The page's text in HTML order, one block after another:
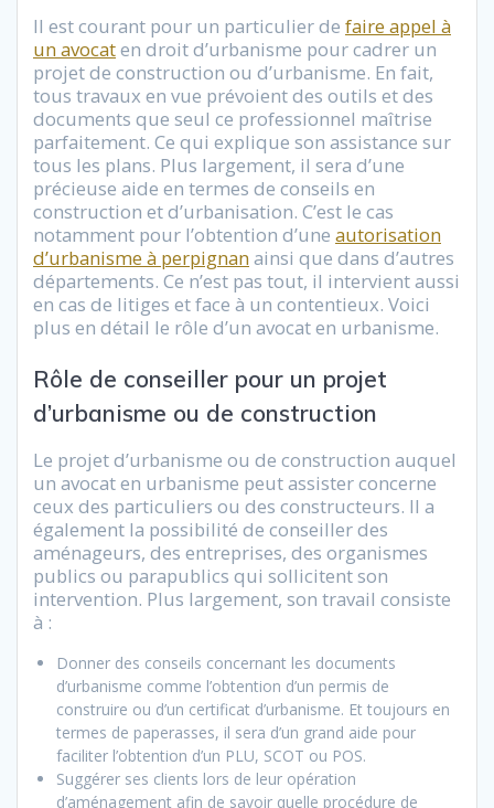
Il est courant pour un particulier de faire appel à
un avocaten droit d’urbanisme pour cadrer un
projet de construction ou d’urbanisme. En fait,
tous travaux en vue prévoient des outils et des
documents que seul ce professionnel maîtrise
parfaitement. Ce qui explique son assistance sur
tous les plans. Plus largement, il sera d’une
précieuse aide en termes de conseils en
construction et d’urbanisation. C’est le cas
notamment pour l’obtention d’une autorisation
d’urbanisme à perpignanainsi que dans d’autres
départements. Ce n’est pas tout, il intervient aussi
en cas de litiges et face à un contentieux. Voici
plus en détail le rôle d’un avocat en urbanisme.
Rôle de conseiller pour un projet
d’urbanisme ou de construction
Le projet d’urbanisme ou de construction auquel
un avocat en urbanisme peut assister concerne
ceux des particuliers ou des constructeurs. Il a
également la possibilité de conseiller des
aménageurs, des entreprises, des organismes
publics ou parapublics qui sollicitent son
intervention. Plus largement, son travail consiste
à :
Donner des conseils concernant les documents
d’urbanisme comme l’obtention d’un permis de
construire ou d’un certificat d’urbanisme. Et toujours en
termes de paperasses, il sera d’un grand aide pour
faciliter l’obtention d’un PLU, SCOT ou POS.
Suggérer ses clients lors de leur opération
d’aménagement afin de savoir quelle procédure de